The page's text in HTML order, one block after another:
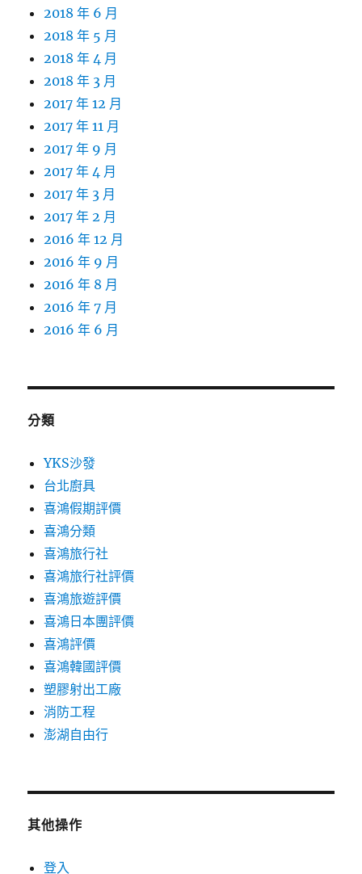
2018 年 6 月
2018 年 5 月
2018 年 4 月
2018 年 3 月
2017 年 12 月
2017 年 11 月
2017 年 9 月
2017 年 4 月
2017 年 3 月
2017 年 2 月
2016 年 12 月
2016 年 9 月
2016 年 8 月
2016 年 7 月
2016 年 6 月
分類
YKS沙發
台北廚具
喜鴻假期評價
喜鴻分類
喜鴻旅行社
喜鴻旅行社評價
喜鴻旅遊評價
喜鴻日本團評價
喜鴻評價
喜鴻韓國評價
塑膠射出工廠
消防工程
澎湖自由行
其他操作
登入